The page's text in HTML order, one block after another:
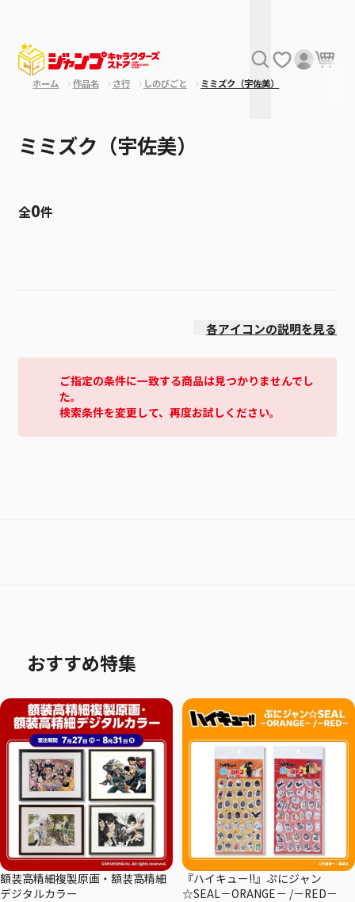
ホーム 作品名 さ行 しのびごと ミミズク（宇佐美）
ミミズク（宇佐美）
全0件
各アイコンの説明を見る
ご指定の条件に一致する商品は見つかりませんでし
た。
検索条件を変更して、再度お試しください。
おすすめ特集
額装高精細複製原画・額装高精細
デジタルカラー
『ハイキュー!!』ぷにジャン
☆SEAL－ORANGE－ /－RED－